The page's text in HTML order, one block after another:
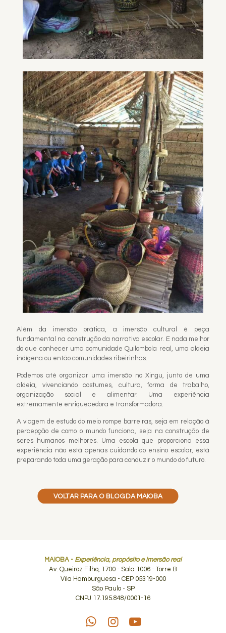
Além da imersão prática, a imersão cultural é peça
fundamental na construção da narrativa escolar. E nada melhor
do que conhecer uma comunidade Quilombola real, uma aldeia
indígena ou então comunidades ribeirinhas.
Podemos até organizar uma imersão no Xingu, junto de uma
aldeia, vivenciando costumes, cultura, forma de trabalho,
organização social e alimentar. Uma experiência
extremamente enriquecedora e transformadora.
A viagem de estudo do meio rompe barreiras, seja em relação à
percepção de como o mundo funciona, seja na construção de
seres humanos melhores. Uma escola que proporciona essa
experiência não está apenas cuidando do ensino escolar, está
preparando toda uma geração para conduzir o mundo do futuro.
VOLTAR PARA O BLOG DA MAIOBA
MAIOBA - Experiência, propósito e imersão real
Av. Queiroz Filho, 1700 - Sala 1006 - Torre B
Vila Hamburguesa - CEP 05319-000
São Paulo - SP
CNPJ 17.195.848/0001-16